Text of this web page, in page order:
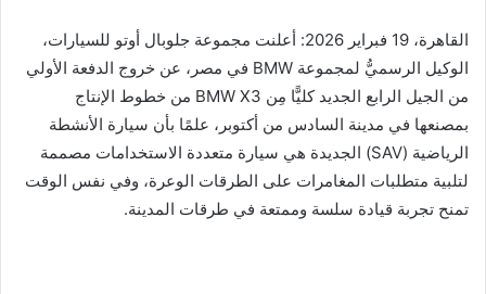
القاهرة، 19 فبراير 2026: أعلنت مجموعة جلوبال أوتو للسيارات،
الوكيل الرسميُّ لمجموعة BMW في مصر، عن خروج الدفعة الأولي
من الجيل الرابع الجديد كليًّا مِن BMW X3 من خطوط الإنتاج
بمصنعها في مدينة السادس من أكتوبر، علمًا بأن سيارة الأنشطة
الرياضية (SAV) الجديدة هي سيارة متعددة الاستخدامات مصممة
لتلبية متطلبات المغامرات على الطرقات الوعرة، وفي نفس الوقت
تمنح تجربة قيادة سلسة وممتعة في طرقات المدينة.